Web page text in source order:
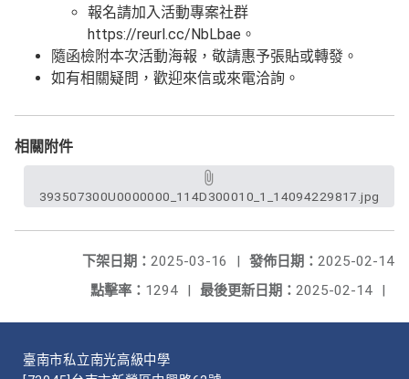
報名請加入活動專案社群
https://reurl.cc/NbLbae。
隨函檢附本次活動海報，敬請惠予張貼或轉發。
如有相關疑問，歡迎來信或來電洽詢。
相關附件
393507300U0000000_114D300010_1_14094229817.jpg
發佈日期： 2025-02-14
下架日期： 2025-03-16
|
最後更新日期： 2025-02-14 |
點擊率： 1294 |
臺南市私立南光高級中學